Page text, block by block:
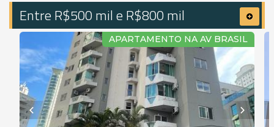
Entre R$500 mil e R$800 mil
APARTAMENTO NA AV BRASIL